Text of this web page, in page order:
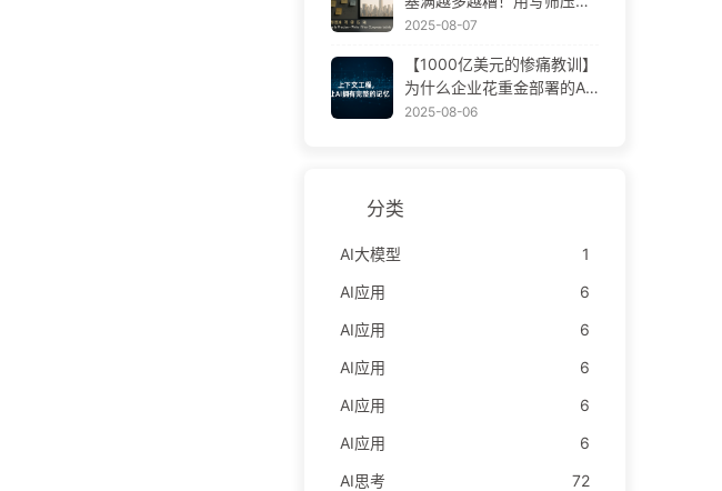
四步，警惕投毒干扰混淆冲
学AI170
2025-08-07
【1000亿美元的惨痛教训】
为什么企业花重金部署的AI
助手，总在关键时刻“失
2025-08-06
分类
AI大模型
1
AI应用
6
AI应用
6
AI应用
6
AI应用
6
AI应用
6
AI思考
72